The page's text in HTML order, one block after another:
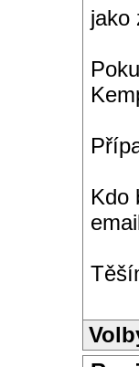
jako
Kdo